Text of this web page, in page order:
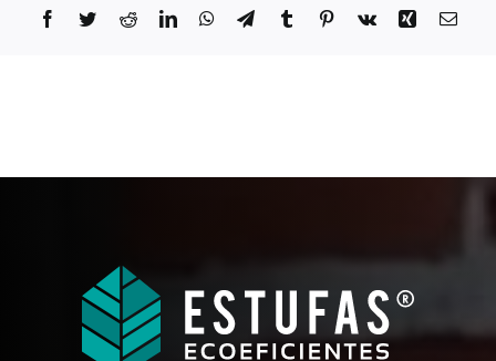
Facebook
TwitterRedditLinkedInWhatsApp
TelegramTumblr Pinterest
Vk Xing